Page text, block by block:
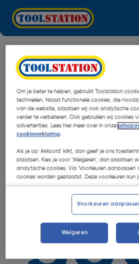
Oops!
Om je beter te helpen, gebruikt Toolstation
technieken. Naast functionele cookies, die
van de website, plaatsen wij ook analytische
verder te verbeteren. Ook gebruiken wij cookies
advertenties. Lees hier meer over in onze
cookieverklaring.
Als je op 'Akkoord' klikt, dan geef je ons
plaatsen. Kies je voor 'Weigeren', dan plaatsen
analytische cookies. Via 'Voorkeuren aanpassen'
cookies worden geplaatst. Deze voorkeuren kun
Voorkeuren
Weigeren